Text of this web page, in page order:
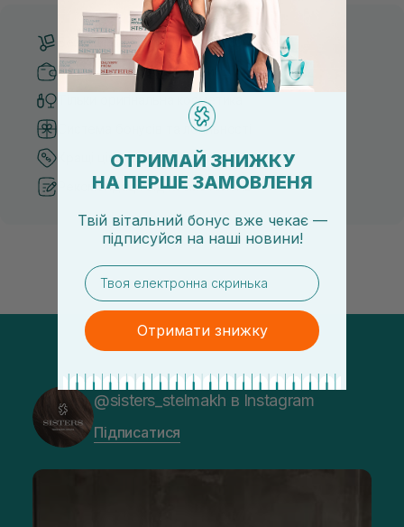
Безкоштовна доставка від 3000 UAH
Безпечні способи оплати
Тільки оригінальна косметика
Система бонусів та лояльності
Кращі ціни та топ товари
Рекомендації від косметологів
@sisters_stelmakh в Instagram
Підписатися
ОТРИМАЙ ЗНИЖКУ
НА ПЕРШЕ ЗАМОВЛЕНЯ
Твій вітальний бонус вже чекає —
підписуйся на наші новини!
email
Отримати знижку